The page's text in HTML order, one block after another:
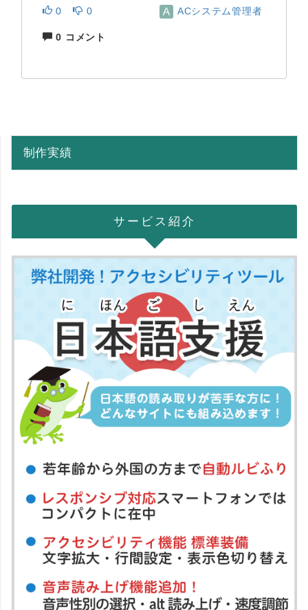
0 0 ACシステム管理者
0 コメント
制作実績
サービス紹介